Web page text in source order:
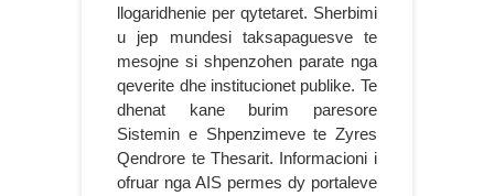
llogaridhenie per qytetaret. Sherbimi
u jep mundesi taksapaguesve te
mesojne si shpenzohen parate nga
qeverite dhe institucionet publike. Te
dhenat kane burim paresore
Sistemin e Shpenzimeve te Zyres
Qendrore te Thesarit. Informacioni i
ofruar nga AIS permes dy portaleve